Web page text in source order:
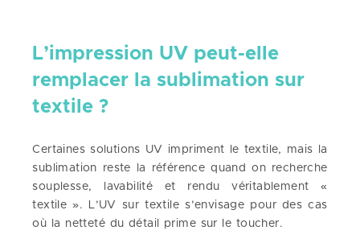
L’impression UV peut-elle
remplacer la sublimation sur
textile ?
Certaines solutions UV impriment le textile, mais la
sublimation reste la référence quand on recherche
souplesse, lavabilité et rendu véritablement «
textile ». L’UV sur textile s’envisage pour des cas
où la netteté du détail prime sur le toucher.